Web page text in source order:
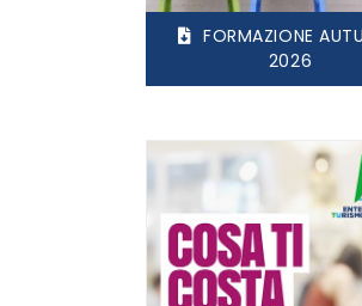
FORMAZIONE
2026